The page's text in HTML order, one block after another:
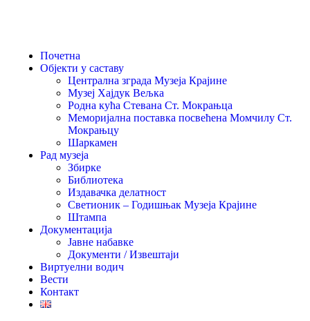
Почетна
Објекти у саставу
Централна зграда Музеја Крајине
Музеј Хајдук Вељка
Родна кућа Стевана Ст. Мокрањца
Меморијална поставка посвећена Момчилу Ст.
Мокрањцу
Шаркамен
Рад музеја
Збирке
Библиотека
Издавачка делатност
Светионик – Годишњак Музеја Крајине
Штампа
Документација
Јавне набавке
Документи / Извештаји
Виртуелни водич
Вести
Контакт